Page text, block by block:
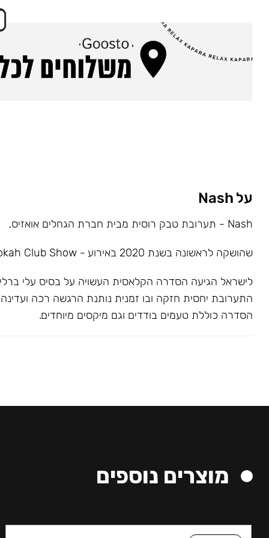
על Nash
Nash - תערובת טבק רוסית מבית חברת הגחלים אואזיס,
שהושקה לראשונה בשנת 2020 באירוע - Hookah Club Show.
לישראל הגיעה הסדרה הקלאסית העשויה על בסיס עלי
התערובת יחסית חזקה ובו זמנית נותנת הרגשה רכה ועדינה
הסדרה כוללת טעמים בודדים וגם מיקסים מיוחדים.
מוצרים נוספים